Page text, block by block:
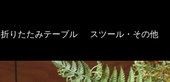
折りたたみテーブル スツール・その他